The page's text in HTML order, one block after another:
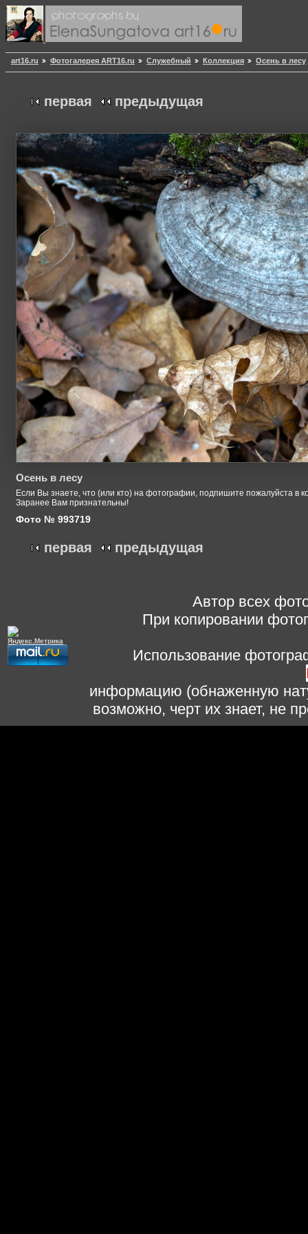
art16.ru Фотогалерея ART16.ru Служебный Коллекция Осень в лесу
первая предыдущая
Осень в лесу
Если Вы знаете, что (или кто) на фотографии, подпишите пожалуйста в
Заранее Вам признательны!
Фото № 993719
первая предыдущая
Автор всех
При копировании
Использование
информацию (обнаженную
возможно, черт их знает, не